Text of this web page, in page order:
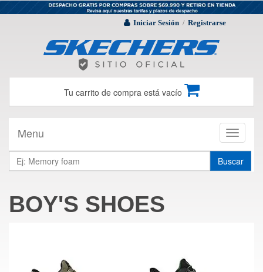
Iniciar Sesión / Registrarse
Tu carrito de compra está vacío
Toggle
Menu
Buscar
BOY'S SHOES